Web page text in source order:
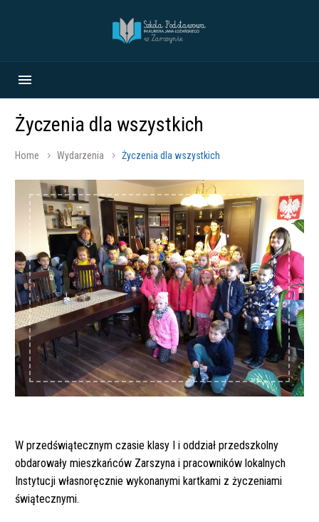
Życzenia dla wszystkich
Home Wydarzenia Życzenia dla wszystkich
W przedświątecznym czasie klasy I i oddział przedszkolny
obdarowały mieszkańców Zarszyna i pracowników lokalnych
Instytucji własnoręcznie wykonanymi kartkami z życzeniami
świątecznymi.